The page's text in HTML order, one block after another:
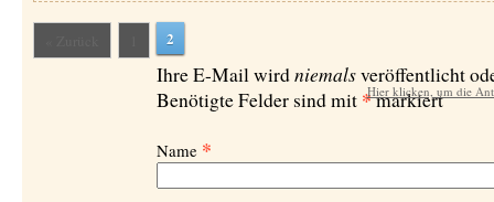
2
Hier klicken, um die
Ihre E-Mail wirdniemalsveröffentlicht
Benötigte Felder sind mit *markiert
Name *